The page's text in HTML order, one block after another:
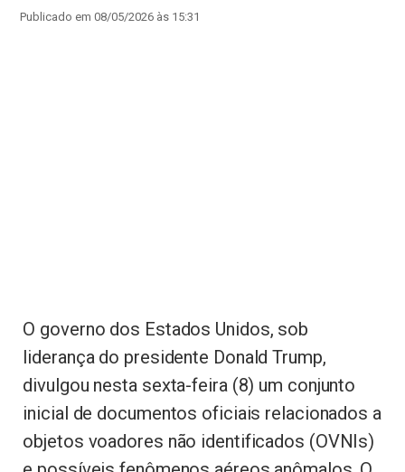
Publicado em 08/05/2026 às 15:31
O governo dos Estados Unidos, sob
liderança do presidente Donald Trump,
divulgou nesta sexta-feira (8) um conjunto
inicial de documentos oficiais relacionados a
objetos voadores não identificados (OVNIs)